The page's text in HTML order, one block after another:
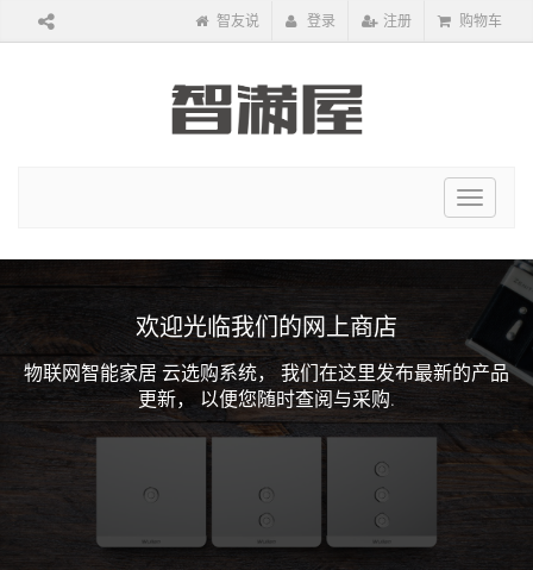
智友说 登录 注册 购物车
Toggle
欢迎光临我们的网上商店
物联网智能家居 云选购系统， 我们在这里发布最新的产品
更新， 以便您随时查阅与采购.